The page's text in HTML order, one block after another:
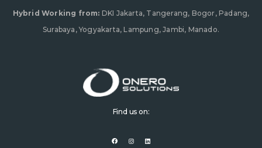
Hybrid Working from: DKI Jakarta, Tangerang, Bogor, Padang,
Surabaya, Yogyakarta, Lampung, Jambi, Manado.
Find us on:
a n i